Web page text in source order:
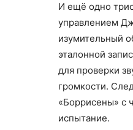
И ещё одно
управлением
изумительный
эталонной
для проверки
громкости.
«Боррисены» с
испытание.